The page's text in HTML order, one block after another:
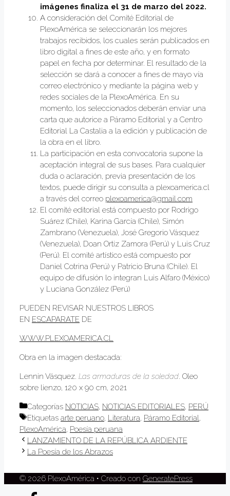
imágenes finaliza el 31 de marzo del 2022.
A consideración del Comité Editorial de
PlexoAmérica se seleccionarán los mejores
trabajos recibidos, los cuales serán publicados en
libro digital a fines de este año, y en formato
papel en fecha por determinar. El resultado de la
selección se dará a conocer a fines de mayo vía
correo electrónico y mediante la página web y
redes sociales de la PlexoAmérica. En su
momento, los seleccionados deberán enviar una
carta que autorice a Páramo Editorial y a Centro
Editorial La Castalia a la edición y publicación de
la obra en el libro.
La participación en esta convocatoria supone la
aceptación integral de sus bases. Para cualquier
duda o aclaración, previa presentación de los
textos, puede dirigir su consulta a plexoamerica.cl
a través del correo plexoamerica@gmail.com
El comité editorial está compuesto por Rodrigo
Suárez (Chile), Karina García (Chile), Simón
Zambrano (Venezuela), José Gregorio Vásquez
(Venezuela), Doan Ortiz Zamora (Perú) y Luis Cruz
(Perú). El comité artístico está compuesto por
Daniel Cotrina (Perú) y Patricio Bruna (Chile). El
equipo de difusión lo integran Luis Alfaro (México)
y Luciana González (Perú)
PUEDEN REVISAR NUESTROS LIBROS
EN ESCAPARATE DE
WWW.PLEXOAMERICA.CL
Obra en la imagen destacada:
Lennin Vásquez. Las armaduras de la soledad. Oleo
sobre lienzo, 120 x 90 cm, 2021
Categorías NOTICIAS, NOTICIAS EDITORIALES, PERÚ
Etiquetas arte peruano, Literatura, Páramo Editorial,
PlexoAmérica, Poesía peruana
LANZAMIENTO DE LA REPÚBLICA ARDIENTE
La Poesía de los Abrazos​
© 2026 PlexoAmérica • Creado con GeneratePress